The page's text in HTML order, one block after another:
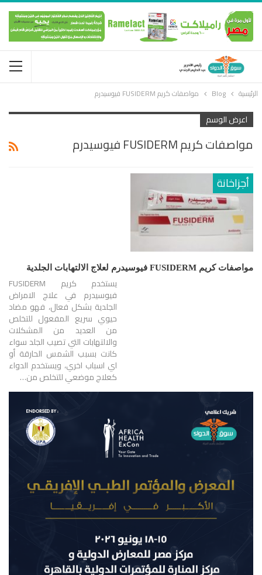
الرئيسية Blog مواصفات كريم FUSIDERM فيوسيدرم
اعرض الوسم
مواصفات كريم FUSIDERM فيوسيدرم
أجزاخانة
مواصفات كريم FUSIDERM فيوسيدرم لعلاج الالتهابات الجلدية
يستخدم كريم FUSIDERM
فيوسيدرم في علاج الامراض
الجلدية بشكل فعال، فهو مضاد
حيوي سريع المفعول للتخلص
من العديد من المشكلات
والالتهابات التي تصيب الجلد سواء
كانت بسبب الشمس الحارقة أو
اي اسباب اخري، ويستخدم الدواء
كعلاج موضعي للتخلص من…